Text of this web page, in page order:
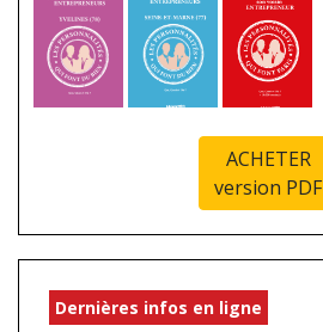
ACHETER
version PDF
Dernières infos en ligne